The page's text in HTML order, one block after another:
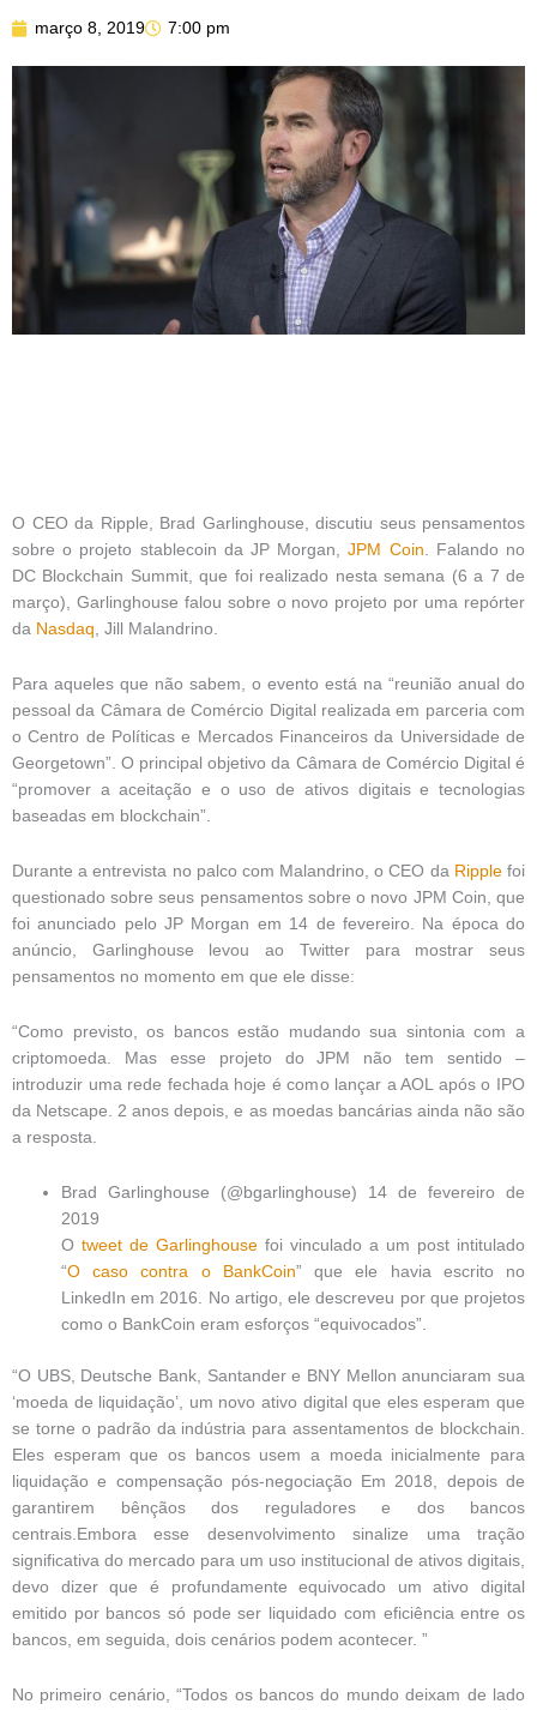
março 8, 2019 7:00 pm
O CEO da Ripple, Brad Garlinghouse, discutiu seus pensamentos
sobre o projeto stablecoin da JP Morgan,JPM Coin. Falando no
DC Blockchain Summit, que foi realizado nesta semana (6 a 7 de
março), Garlinghouse falou sobre o novo projeto por uma repórter
da Nasdaq, Jill Malandrino.
Para aqueles que não sabem, o evento está na “reunião anual do
pessoal da Câmara de Comércio Digital realizada em parceria com
o Centro de Políticas e Mercados Financeiros da Universidade de
Georgetown”. O principal objetivo da Câmara de Comércio Digital é
“promover a aceitação e o uso de ativos digitais e tecnologias
baseadas em blockchain”.
Durante a entrevista no palco com Malandrino, o CEO da Ripplefoi
questionado sobre seus pensamentos sobre o novo JPM Coin, que
foi anunciado pelo JP Morgan em 14 de fevereiro. Na época do
anúncio, Garlinghouse levou ao Twitter para mostrar seus
pensamentos no momento em que ele disse:
“Como previsto, os bancos estão mudando sua sintonia com a
criptomoeda. Mas esse projeto do JPM não tem sentido –
introduzir uma rede fechada hoje é como lançar a AOL após o IPO
da Netscape. 2 anos depois, e as moedas bancárias ainda não são
a resposta.
Brad Garlinghouse (@bgarlinghouse) 14 de fevereiro de
2019
Otweet de Garlinghouse foi vinculado a um post intitulado
“O caso contra o BankCoin” que ele havia escrito no
LinkedIn em 2016. No artigo, ele descreveu por que projetos
como o BankCoin eram esforços “equivocados”.
“O UBS, Deutsche Bank, Santander e BNY Mellon anunciaram sua
‘moeda de liquidação’, um novo ativo digital que eles esperam que
se torne o padrão da indústria para assentamentos de blockchain.
Eles esperam que os bancos usem a moeda inicialmente para
liquidação e compensação pós-negociação Em 2018, depois de
garantirem bênçãos dos reguladores e dos bancos
centrais.Embora esse desenvolvimento sinalize uma tração
significativa do mercado para um uso institucional de ativos digitais,
devo dizer que é profundamente equivocado um ativo digital
emitido por bancos só pode ser liquidado com eficiência entre os
bancos, em seguida, dois cenários podem acontecer. ”
No primeiro cenário, “Todos os bancos do mundo deixam de lado